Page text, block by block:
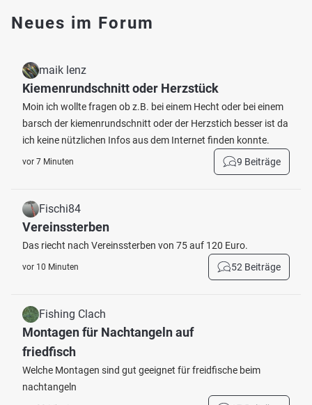
Neues im Forum
maik lenz
Kiemenrundschnitt oder Herzstück
Moin ich wollte fragen ob z.B. bei einem Hecht oder bei einem
barsch der kiemenrundschnitt oder der Herzstich besser ist da
ich keine nützlichen Infos aus dem Internet finden konnte.
vor 7 Minuten 9 Beiträge
Fischi84
Vereinssterben
Das riecht nach Vereinssterben von 75 auf 120 Euro.
vor 10 Minuten 52 Beiträge
Fishing Clach
Montagen für Nachtangeln auf
friedfisch
Welche Montagen sind gut geeignet für freidfische beim
nachtangeln